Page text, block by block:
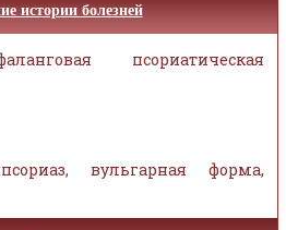
истории болезней
псориатическая
вульгарная форма,